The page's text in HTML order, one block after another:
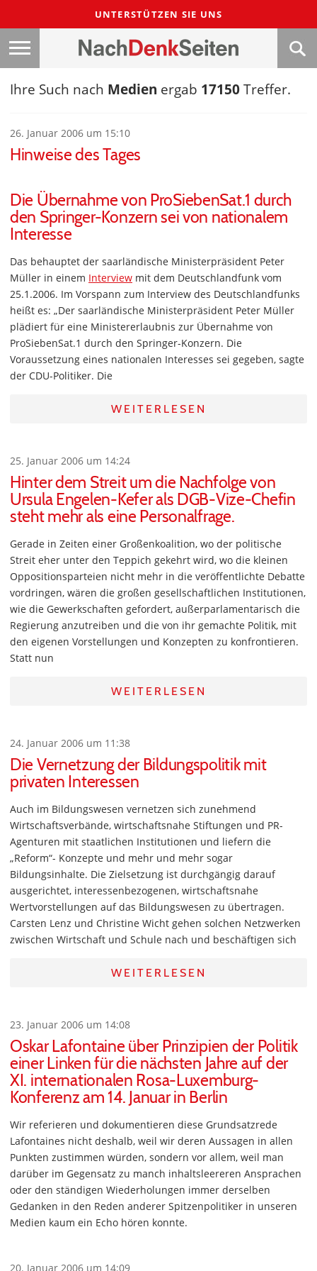
UNTERSTÜTZEN SIE UNS
Ihre Such nach Medien ergab 17150Treffer.
26. Januar 2006 um 15:10
Hinweise des Tages
Die Übernahme von ProSiebenSat.1 durch
den Springer-Konzern sei von nationalem
Interesse
Das behauptet der saarländische Ministerpräsident Peter
Müller in einem Interview mit dem Deutschlandfunk vom
25.1.2006. Im Vorspann zum Interview des Deutschlandfunks
heißt es: „Der saarländische Ministerpräsident Peter Müller
plädiert für eine Ministererlaubnis zur Übernahme von
ProSiebenSat.1 durch den Springer-Konzern. Die
Voraussetzung eines nationalen Interesses sei gegeben, sagte
der CDU-Politiker. Die
WEITERLESEN
25. Januar 2006 um 14:24
Hinter dem Streit um die Nachfolge von
Ursula Engelen-Kefer als DGB-Vize-Chefin
steht mehr als eine Personalfrage.
Gerade in Zeiten einer Großenkoalition, wo der politische
Streit eher unter den Teppich gekehrt wird, wo die kleinen
Oppositionsparteien nicht mehr in die veröffentlichte Debatte
vordringen, wären die großen gesellschaftlichen Institutionen,
wie die Gewerkschaften gefordert, außerparlamentarisch die
Regierung anzutreiben und die von ihr gemachte Politik, mit
den eigenen Vorstellungen und Konzepten zu konfrontieren.
Statt nun
WEITERLESEN
24. Januar 2006 um 11:38
Die Vernetzung der Bildungspolitik mit
privaten Interessen
Auch im Bildungswesen vernetzen sich zunehmend
Wirtschaftsverbände, wirtschaftsnahe Stiftungen und PR-
Agenturen mit staatlichen Institutionen und liefern die
„Reform“- Konzepte und mehr und mehr sogar
Bildungsinhalte. Die Zielsetzung ist durchgängig darauf
ausgerichtet, interessenbezogenen, wirtschaftsnahe
Wertvorstellungen auf das Bildungswesen zu übertragen.
Carsten Lenz und Christine Wicht gehen solchen Netzwerken
zwischen Wirtschaft und Schule nach und beschäftigen sich
WEITERLESEN
23. Januar 2006 um 14:08
Oskar Lafontaine über Prinzipien der Politik
einer Linken für die nächsten Jahre auf der
XI. internationalen Rosa-Luxemburg-
Konferenz am 14. Januar in Berlin
Wir referieren und dokumentieren diese Grundsatzrede
Lafontaines nicht deshalb, weil wir deren Aussagen in allen
Punkten zustimmen würden, sondern vor allem, weil man
darüber im Gegensatz zu manch inhaltsleereren Ansprachen
oder den ständigen Wiederholungen immer derselben
Gedanken in den Reden anderer Spitzenpolitiker in unseren
Medien kaum ein Echo hören konnte.
20. Januar 2006 um 14:09